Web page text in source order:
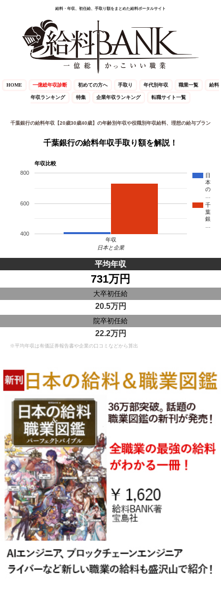
給料・年収、初任給、手取り額をまとめた給料ポータルサイト
HOME 一億総年収診断 初めての方へ 手取り 年代別年収 職業一覧 給料
年収ランキング 特集 企業年収ランキング 転職サイト一覧
千葉銀行の給料年収【20歳30歳40歳】の年齢別年収や役職別年収給料、理想の給与プラン
千葉銀行の給料年収手取り額を解説！
年収比較
日
本
の
千
葉
銀
年収
400
600
800
日本と企業
平均年収
731万円
大卒初任給
20.5万円
院卒初任給
22.2万円
※平均年収は有価証券報告書や企業の口コミなどから算出